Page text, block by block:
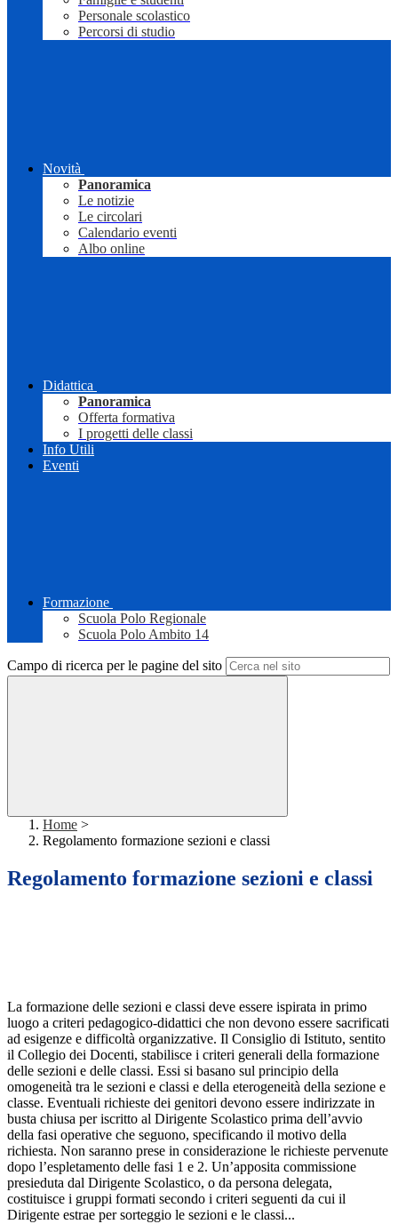
Personale scolastico
Percorsi di studio
Novità
Panoramica
Le notizie
Le circolari
Calendario eventi
Albo online
Didattica
Panoramica
Offerta formativa
I progetti delle classi
Info Utili
Eventi
Formazione
Scuola Polo Regionale
Scuola Polo Ambito 14
Campo di ricerca per le pagine del sito
Home >
Regolamento formazione sezioni e classi
Regolamento formazione sezioni e classi
La formazione delle sezioni e classi deve essere ispirata in primo
luogo a criteri pedagogico-didattici che non devono essere sacrificati
ad esigenze e difficoltà organizzative. Il Consiglio di Istituto, sentito
il Collegio dei Docenti, stabilisce i criteri generali della formazione
delle sezioni e delle classi. Essi si basano sul principio della
omogeneità tra le sezioni e classi e della eterogeneità della sezione e
classe. Eventuali richieste dei genitori devono essere indirizzate in
busta chiusa per iscritto al Dirigente Scolastico prima dell’avvio
della fasi operative che seguono, specificando il motivo della
richiesta. Non saranno prese in considerazione le richieste pervenute
dopo l’espletamento delle fasi 1 e 2. Un’apposita commissione
presieduta dal Dirigente Scolastico, o da persona delegata,
costituisce i gruppi formati secondo i criteri seguenti da cui il
Dirigente estrae per sorteggio le sezioni e le classi...